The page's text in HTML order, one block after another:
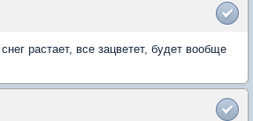
растает, все зацветет, будет вообще